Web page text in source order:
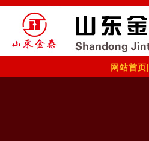
网站首页